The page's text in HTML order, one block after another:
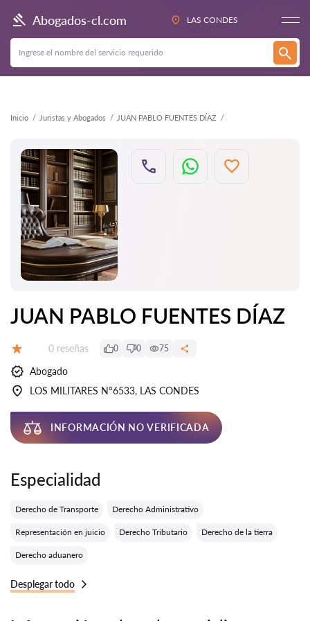
Abogados-cl.com LAS CONDES
Inicio Juristas y Abogados JUAN PABLO FUENTES DÍAZ
Atrás
JUAN PABLO FUENTES DÍAZ
Número de reseñas:
0 reseñas 0 0 75
Abogado
LOS MILITARES N°6533, LAS CONDES
INFORMACIÓN NO VERIFICADA
Especialidad
Derecho de Transporte Derecho Administrativo
Representación en juicio Derecho Tributario Derecho de la tierra
Derecho aduanero
Desplegar todo